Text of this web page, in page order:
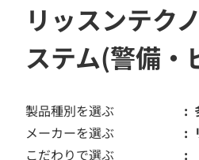
リッスンテク
ステム(警備・
製品種別を選ぶ
メーカーを選ぶ
こだわりで選ぶ